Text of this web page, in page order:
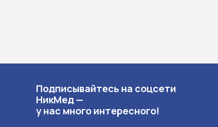
Подписывайтесь на соцсети
НикМед —
у нас много интересного!